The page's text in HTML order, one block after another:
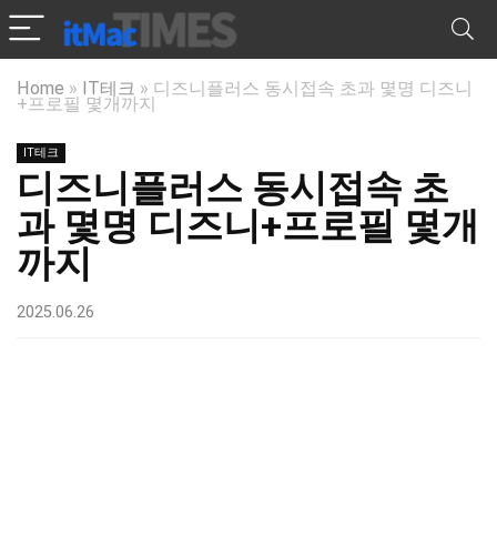
Home » IT테크 » 디즈니플러스 동시접속 초과 몇명 디즈니
+프로필 몇개까지
IT테크
디즈니플러스 동시접속 초
과 몇명 디즈니+프로필 몇개
까지
2025.06.26